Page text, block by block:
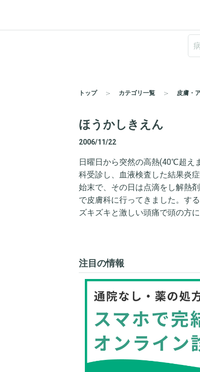
トップ カテゴリ一覧 皮膚・
ほうかしきえん
2006/11/22
日曜日から突然の高熱(40℃超え
科受診し、血液検査した結果炎
始末で、その日は点滴をし解熱
で皮膚科に行ってきました。す
ズキズキと激しい頭痛で頭の方
注目の情報